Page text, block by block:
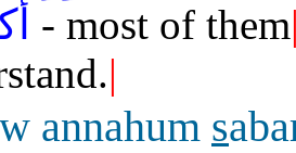
- most of them
|
annahum s